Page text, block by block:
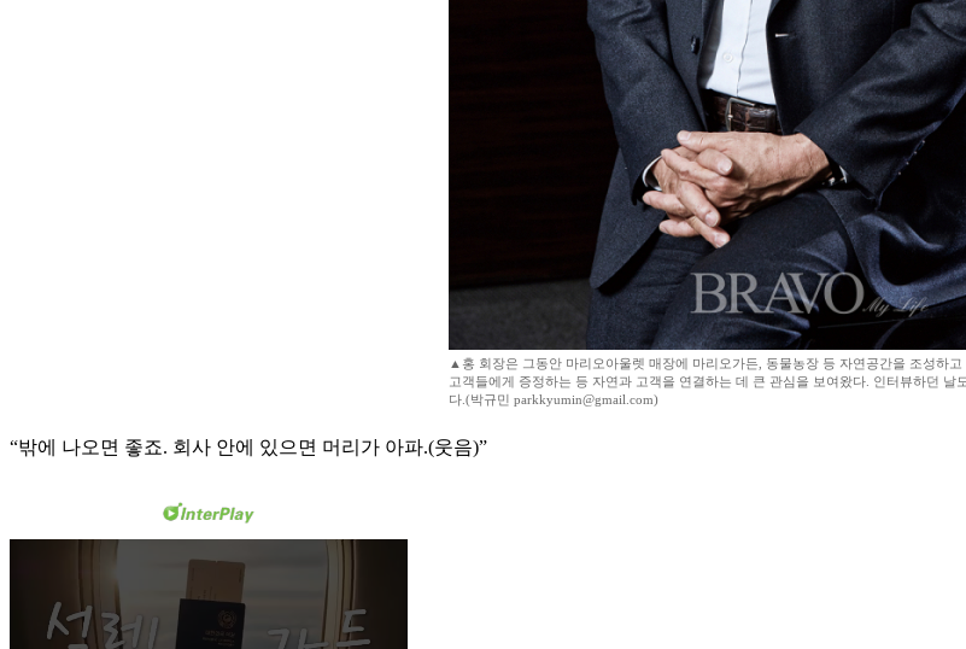
▲홍 회장은 그동안 마리오아울렛 매장에 마리오가든, 동물농장 등 자연공간을 조성하
고객들에게 증정하는 등 자연과 고객을 연결하는 데 큰 관심을 보여왔다. 인터뷰하던 날
다.(박규민 parkkyumin@gmail.com)
“밖에 나오면 좋죠. 회사 안에 있으면 머리가 아파.(웃음)”